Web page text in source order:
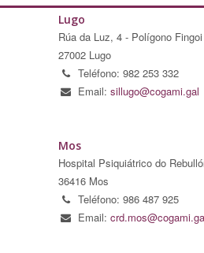
Lugo
Rúa da Luz, 4 - Polígono Fingoi
27002 Lugo
Teléfono: 982 253 332
Email: sillugo@cogami.gal
Mos
Hospital Psiquiátrico do
36416 Mos
Teléfono: 986 487 925
Email: